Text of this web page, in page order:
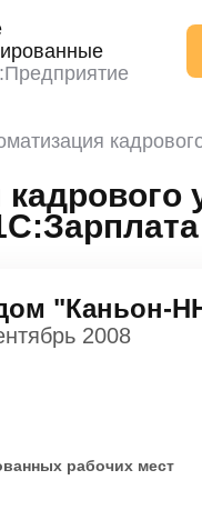
"Каньон-
2008
рабочих мест